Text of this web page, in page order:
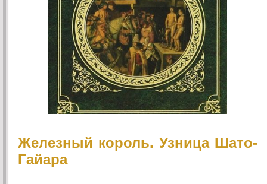
Железный король. Узница Шато-
Гайара